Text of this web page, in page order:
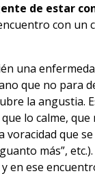
de estar
con un
una
que no para
la angustia.
lo calme,
que
más”,
en ese